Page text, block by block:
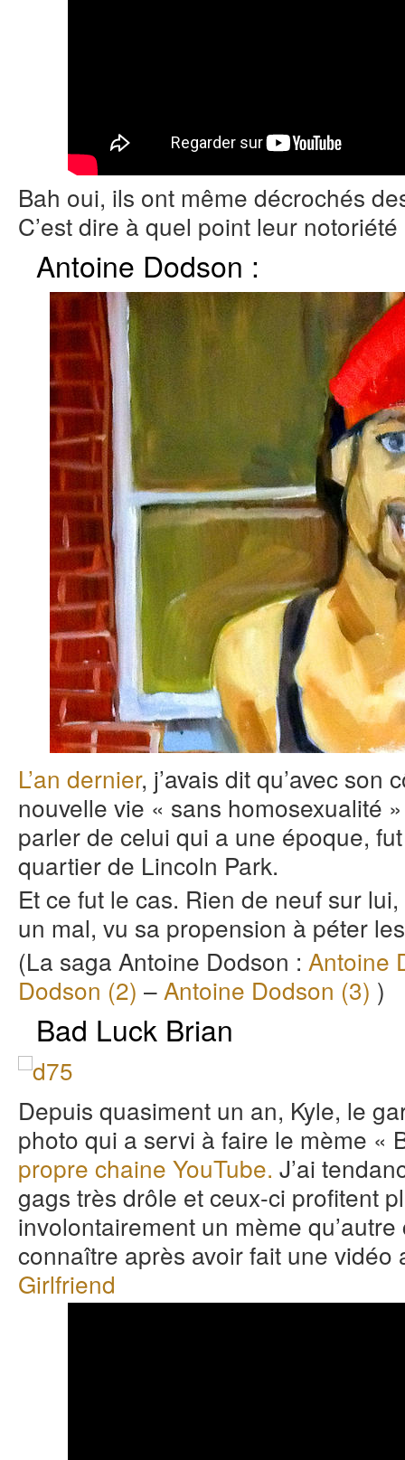
Bah oui, ils ont même décrochés
C’est dire à quel point leur
Antoine Dodson :
L’an dernier, j’avais dit qu’avec son
nouvelle vie « sans homosexualité
parler de celui qui a une époque,
quartier de Lincoln Park.
Et ce fut le cas. Rien de neuf sur
un mal, vu sa propension à péter
(La saga Antoine Dodson : Antoine
Dodson (2) – Antoine Dodson (3) )
Bad Luck Brian
Depuis quasiment un an, Kyle, le
photo qui a servi à faire le mème «
propre chaine YouTube. J’ai
gags très drôle et ceux-ci profitent
involontairement un mème
connaître après avoir fait une vidéo
Girlfriend